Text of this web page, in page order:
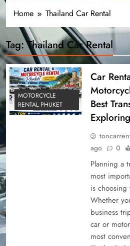
Home Thailand Car Rental
Tag:Thailand Car Rental
MOTORCYCLE
RENTAL PHUKET
Car
Best
ago
0
Planning a
most
is
Whether
business
car or
most